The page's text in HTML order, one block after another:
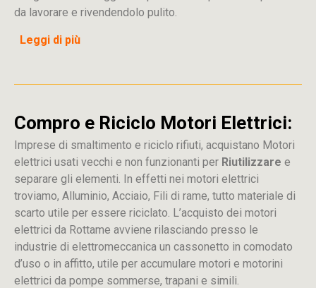
da lavorare e rivendendolo pulito.
Leggi di più
Compro e Riciclo Motori Elettrici:
Imprese di smaltimento e riciclo rifiuti, acquistano Motori
elettrici usati vecchi e non funzionanti per Riutilizzare e
separare gli elementi. In effetti nei motori elettrici
troviamo, Alluminio, Acciaio, Fili di rame, tutto materiale di
scarto utile per essere riciclato. L’acquisto dei motori
elettrici da Rottame avviene rilasciando presso le
industrie di elettromeccanica un cassonetto in comodato
d’uso o in affitto, utile per accumulare motori e motorini
elettrici da pompe sommerse, trapani e simili.